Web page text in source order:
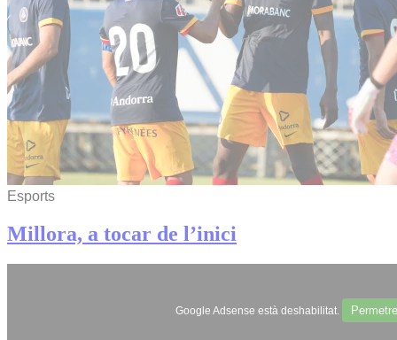
Esports
Millora, a tocar de l’inici
Google Adsense està deshabilitat. Permetre